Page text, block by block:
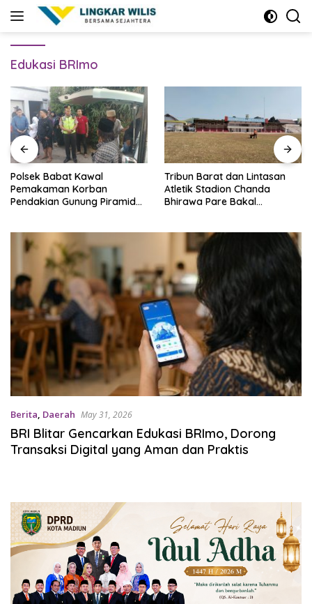
Edukasi BRImo
Polsek Babat Kawal
Pemakaman Korban
Pendakian Gunung Piramid
Tribun Barat dan Lintasan
Atletik Stadion Chanda
Bhirawa Pare Bakal
Berita, Daerah May 31, 2026
BRI Blitar Gencarkan Edukasi BRImo, Dorong
Transaksi Digital yang Aman dan Praktis